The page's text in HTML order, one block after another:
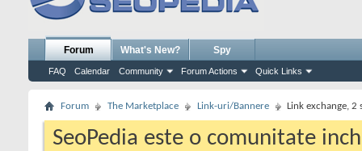
Forum
FAQ Calendar Community Forum Actions Quick Links
What's New? Spy
Forum The Marketplace Link-uri/Bannere Link exchange, 2
SeoPedia este o comunitate